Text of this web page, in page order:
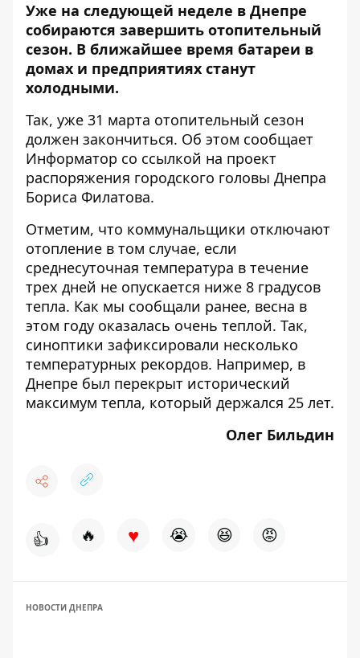
Уже на следующей неделе в Днепре
собираются завершить отопительный
сезон. В ближайшее время батареи в
домах и предприятиях станут
холодными.
Так, уже 31 марта отопительный сезон
должен закончиться. Об этом сообщает
Информатор со ссылкой на проект
распоряжения городского головы Днепра
Бориса Филатова.
Отметим, что коммунальщики отключают
отопление в том случае, если
среднесуточная температура в течение
трех дней не опускается ниже 8 градусов
тепла. Как мы сообщали ранее, весна в
этом году оказалась очень теплой. Так,
синоптики зафиксировали несколько
температурных рекордов. Например, в
Днепре был перекрыт исторический
максимум тепла, который держался 25 лет.
Олег Бильдин
👍 🔥 ♥ 😭 😆 😡
НОВОСТИ ДНЕПРА